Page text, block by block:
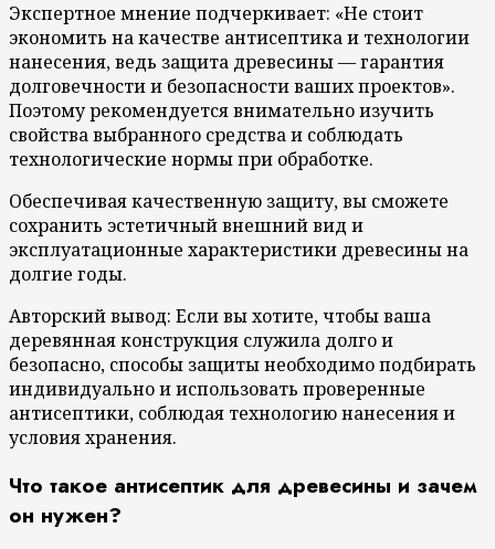
Экспертное мнение подчеркивает: «Не стоит
экономить на качестве антисептика и технологии
нанесения, ведь защита древесины — гарантия
долговечности и безопасности ваших проектов».
Поэтому рекомендуется внимательно изучить
свойства выбранного средства и соблюдать
технологические нормы при обработке.
Обеспечивая качественную защиту, вы сможете
сохранить эстетичный внешний вид и
эксплуатационные характеристики древесины на
долгие годы.
Авторский вывод: Если вы хотите, чтобы ваша
деревянная конструкция служила долго и
безопасно, способы защиты необходимо подбирать
индивидуально и использовать проверенные
антисептики, соблюдая технологию нанесения и
условия хранения.
Что такое антисептик для древесины и зачем
он нужен?